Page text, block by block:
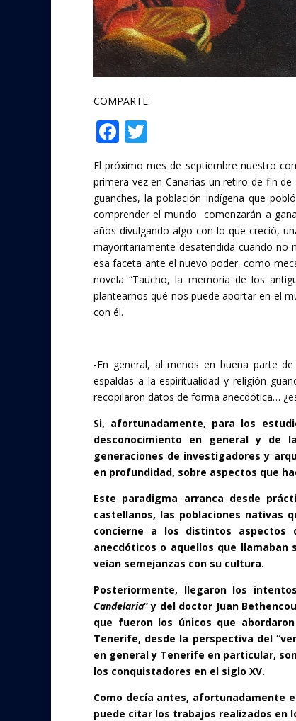
COMPARTE:
F
ac
e
b
o
o
k
itt
er
El próximo mes de septiembre nuestro
primera vez en Canarias un retiro de fin
guanches, la población indígena que
comprender el mundo comenzarán a
años divulgando algo con lo que creció,
mayoritariamente desatendida cuando no
esa faceta ante el nuevo poder, como
novela “Taucho, la memoria de los
plantearnos qué nos puede aportar en el
con él.
-En general, al menos en buena parte
espaldas a la espiritualidad y religión
recopilaron datos de forma anecdótica…
Si, afortunadamente, para los
desconocimiento en general y de
generaciones de investigadores y
en profundidad, sobre aspectos que
Este paradigma arranca desde
castellanos, las poblaciones nativas
concierne a los distintos aspectos
anecdóticos o aquellos que
veían semejanzas con su cultura.
Posteriormente, llegaron los
Candelaria” y del doctor Juan
que fueron los únicos que
Tenerife, desde la perspectiva del
en general y Tenerife en particular,
los conquistadores en el siglo XV.
Como decía antes, afortunadamente
puede citar los trabajos realizados en